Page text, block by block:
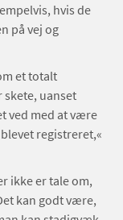
hvis de
på vej og
et totalt
skete, uanset
ved med at være
registreret,«
ikke er tale om,
kan godt være,